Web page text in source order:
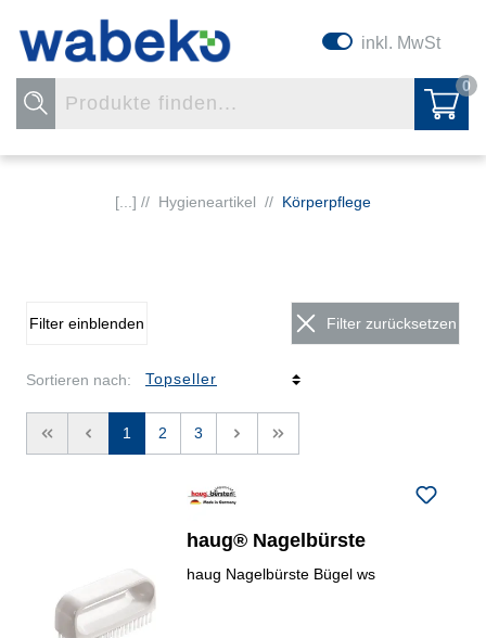
inkl. MwSt
0
[...] // Hygieneartikel // Körperpflege
Filter einblenden Filter zurücksetzen
Sortieren nach:
<< < 1 2 3 > >>
haug® Nagelbürste
haug Nagelbürste Bügel ws